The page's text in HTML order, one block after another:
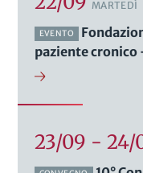
MARTEDÌ
EVENTO
paziente cronico
23/09 - 24/